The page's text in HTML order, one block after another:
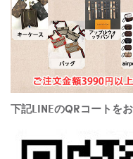
下記LINEのQRコートを